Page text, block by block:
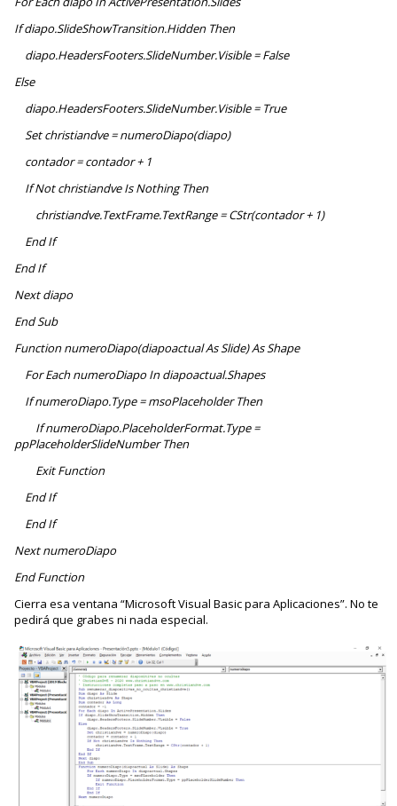
If diapo.SlideShowTransition.Hidden Then
diapo.HeadersFooters.SlideNumber.Visible = False
Else
diapo.HeadersFooters.SlideNumber.Visible = True
Set christiandve = numeroDiapo(diapo)
contador = contador + 1
If Not christiandve Is Nothing Then
christiandve.TextFrame.TextRange = CStr(contador + 1)
End If
End If
Next diapo
End Sub
Function numeroDiapo(diapoactual As Slide) As Shape
For Each numeroDiapo In diapoactual.Shapes
If numeroDiapo.Type = msoPlaceholder Then
If numeroDiapo.PlaceholderFormat.Type =
ppPlaceholderSlideNumber Then
Exit Function
End If
End If
Next numeroDiapo
End Function
Cierra esa ventana “Microsoft Visual Basic para Aplicaciones”. No te
pedirá que grabes ni nada especial.